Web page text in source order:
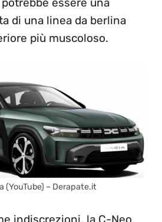
essere una
di una linea da berlina
più muscoloso.
(YouTube) – Derapate.it
indiscrezioni, la C-Neo